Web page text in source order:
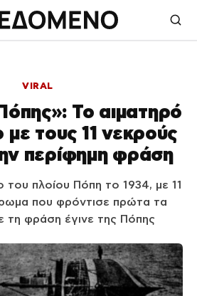
VIRAL
Το αιματηρό
με τους 11 νεκρούς
περίφημη φράση
του πλοίου Πόπη το 1934, με 11
που φρόντισε πρώτα τα
τη φράση έγινε της Πόπης